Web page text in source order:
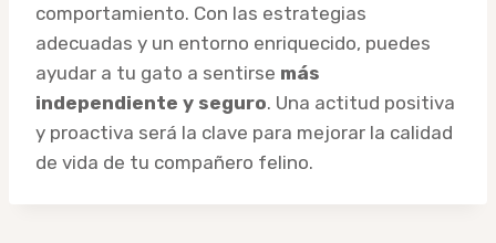
comportamiento. Con las estrategias
adecuadas y un entorno enriquecido, puedes
ayudar a tu gato a sentirse más
independiente y seguro. Una actitud positiva
y proactiva será la clave para mejorar la calidad
de vida de tu compañero felino.